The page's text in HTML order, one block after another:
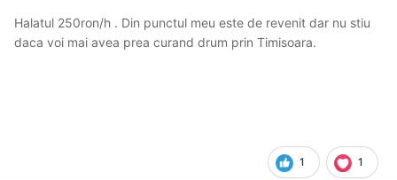
Halatul 250ron/h . Din punctul meu este de revenit dar nu stiu
daca voi mai avea prea curand drum prin Timisoara.
1 1